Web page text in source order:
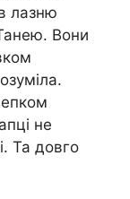
лазню
Вони
не
Та довго